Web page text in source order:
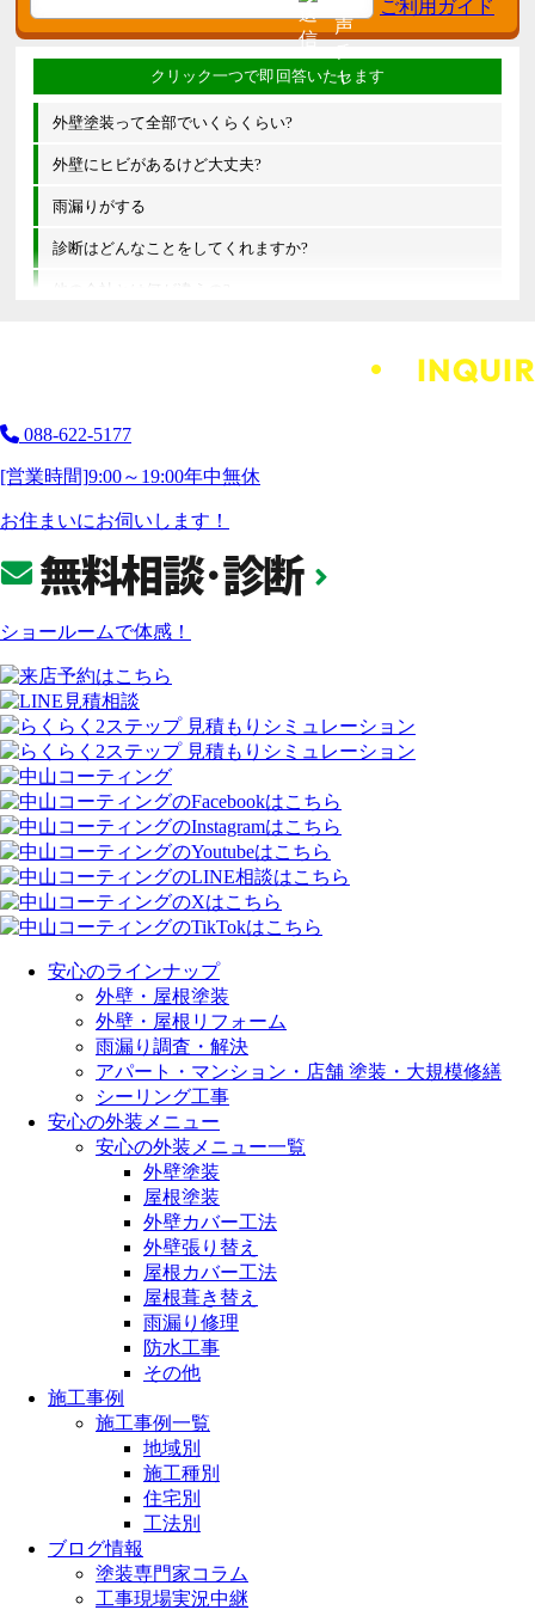
外壁塗装って全部でいくらくらい?
外壁にヒビがあるけど大丈夫?
雨漏りがする
診断はどんなことをしてくれますか?
他の会社とは何が違うの?
088-622-5177
[営業時間]9:00～19:00年中無休
お住まいにお伺いします！
ショールームで体感！
安心のラインナップ
外壁・屋根塗装
外壁・屋根リフォーム
雨漏り調査・解決
アパート・マンション・店舗 塗装・大規模修繕
シーリング工事
安心の外装メニュー
安心の外装メニュー一覧
外壁塗装
屋根塗装
外壁カバー工法
外壁張り替え
屋根カバー工法
屋根葺き替え
雨漏り修理
防水工事
その他
施工事例
施工事例一覧
地域別
施工種別
住宅別
工法別
ブログ情報
塗装専門家コラム
工事現場実況中継